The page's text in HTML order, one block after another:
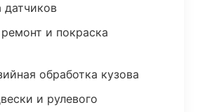
датчиков
и покраска
обработка кузова
и рулевого